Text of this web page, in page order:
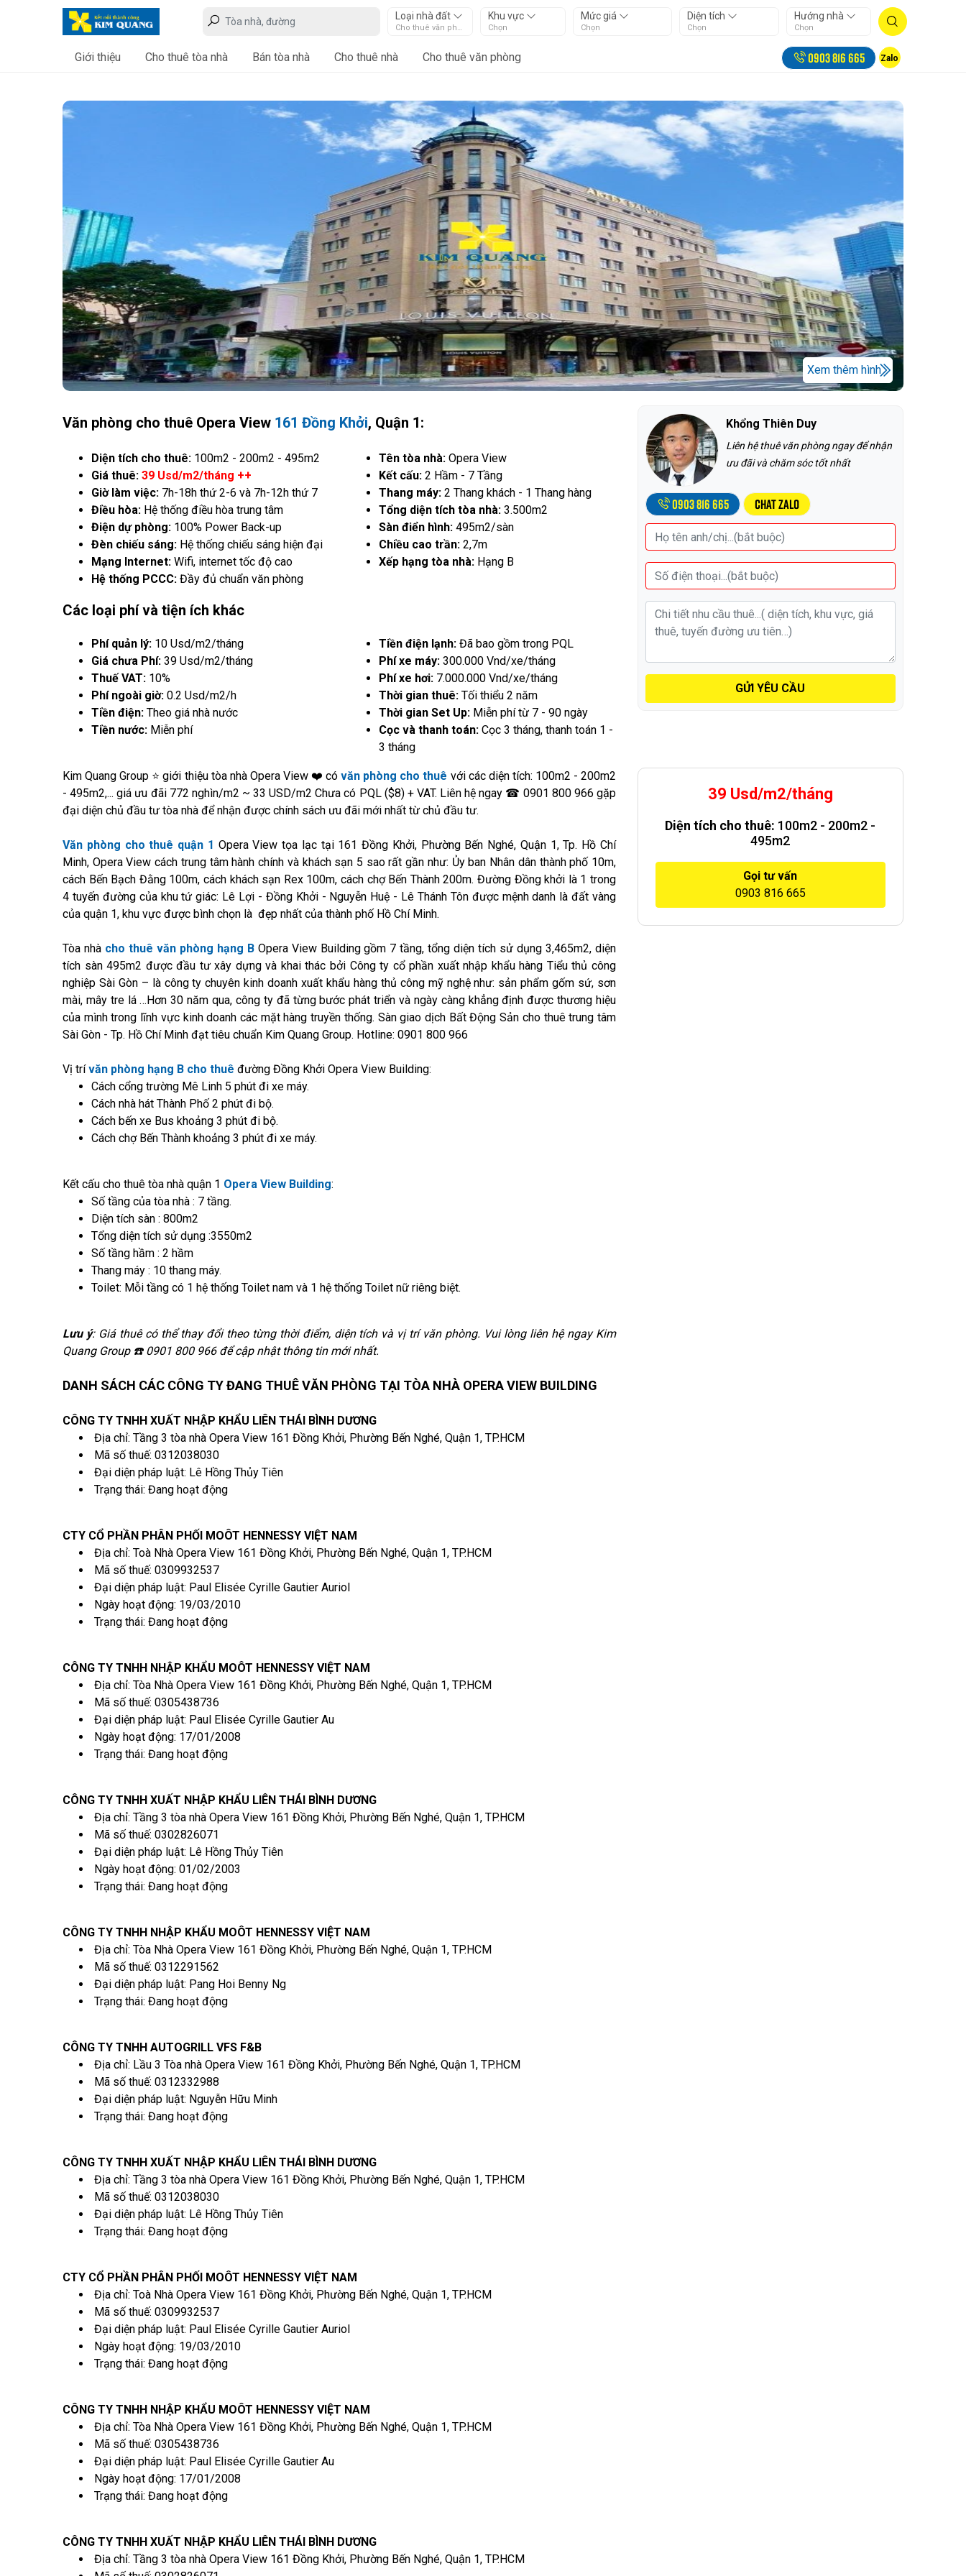
Loại nhà đất
Cho thuê văn phòng
Khu vực
Chọn
Mức giá
Chọn
Diện tích
Chọn
Hướng nhà
Chọn
Giới thiệu Cho thuê tòa nhà Bán tòa nhà Cho thuê nhà Cho thuê văn phòng 0903 816 665 Zalo
Xem thêm hình
Văn phòng cho thuê Opera View 161 Đồng Khởi, Quận 1:
Diện tích cho thuê: 100m2 - 200m2 - 495m2
Giá thuê: 39 Usd/m2/tháng ++
Giờ làm việc: 7h-18h thứ 2-6 và 7h-12h thứ 7
Điều hòa: Hệ thống điều hòa trung tâm
Điện dự phòng: 100% Power Back-up
Đèn chiếu sáng: Hệ thống chiếu sáng hiện đại
Mạng Internet: Wifi, internet tốc độ cao
Hệ thống PCCC: Đầy đủ chuẩn văn phòng
Tên tòa nhà: Opera View
Kết cấu: 2 Hầm - 7 Tầng
Thang máy: 2 Thang khách - 1 Thang hàng
Tổng diện tích tòa nhà: 3.500m2
Sàn điển hình: 495m2/sàn
Chiều cao trần: 2,7m
Xếp hạng tòa nhà: Hạng B
Các loại phí và tiện ích khác
Phí quản lý: 10 Usd/m2/tháng
Giá chưa Phí: 39 Usd/m2/tháng
Thuế VAT: 10%
Phí ngoài giờ: 0.2 Usd/m2/h
Tiền điện: Theo giá nhà nước
Tiền nước: Miễn phí
Tiền điện lạnh: Đã bao gồm trong PQL
Phí xe máy: 300.000 Vnd/xe/tháng
Phí xe hơi: 7.000.000 Vnd/xe/tháng
Thời gian thuê: Tối thiểu 2 năm
Thời gian Set Up: Miễn phí từ 7 - 90 ngày
Cọc và thanh toán: Cọc 3 tháng, thanh toán 1 -
3 tháng
Khổng Thiên Duy
Liên hệ thuê văn phòng ngay để nhận
ưu đãi và chăm sóc tốt nhất
0903 816 665 Chat Zalo
GỬI YÊU CẦU
Kim Quang Group ⭐ giới thiệu tòa nhà Opera View ❤️ cóvăn phòng cho thuê với các diện tích: 100m2 - 200m2
- 495m2,... giá ưu đãi 772 nghìn/m2 ~ 33 USD/m2 Chưa có PQL ($8) + VAT. Liên hệ ngay ☎ 0901 800 966 gặp
đại diện chủ đầu tư tòa nhà để nhận được chính sách ưu đãi mới nhất từ chủ đầu tư.
Văn phòng cho thuê quận 1 Opera View tọa lạc tại 161 Đồng Khởi, Phường Bến Nghé, Quận 1, Tp. Hồ Chí
Minh, Opera View cách trung tâm hành chính và khách sạn 5 sao rất gần như: Ủy ban Nhân dân thành phố 10m,
cách Bến Bạch Đằng 100m, cách khách sạn Rex 100m, cách chợ Bến Thành 200m. Đường Đồng khởi là 1 trong
4 tuyến đường của khu tứ giác: Lê Lợi - Đồng Khởi - Nguyễn Huệ - Lê Thánh Tôn được mệnh danh là đất vàng
của quận 1, khu vực được bình chọn là đẹp nhất của thành phố Hồ Chí Minh.
Tòa nhà cho thuê văn phòng hạng BOpera View Building gồm 7 tầng, tổng diện tích sử dụng 3,465m2, diện
tích sàn 495m2 được đầu tư xây dựng và khai thác bởi Công ty cổ phần xuất nhập khẩu hàng Tiểu thủ công
nghiệp Sài Gòn – là công ty chuyên kinh doanh xuất khẩu hàng thủ công mỹ nghệ như: sản phẩm gốm sứ, sơn
mài, mây tre lá …Hơn 30 năm qua, công ty đã từng bước phát triển và ngày càng khẳng định được thương hiệu
của mình trong lĩnh vực kinh doanh các mặt hàng truyền thống. Sàn giao dịch Bất Động Sản cho thuê trung tâm
Sài Gòn - Tp. Hồ Chí Minh đạt tiêu chuẩn Kim Quang Group. Hotline: 0901 800 966
Vị trívăn phòng hạng B cho thuê đường Đồng Khởi Opera View Building:
Cách cổng trường Mê Linh 5 phút đi xe máy.
Cách nhà hát Thành Phố 2 phút đi bộ.
Cách bến xe Bus khoảng 3 phút đi bộ.
Cách chợ Bến Thành khoảng 3 phút đi xe máy.
Kết cấu cho thuê tòa nhà quận 1 Opera View Building:
Số tầng của tòa nhà : 7 tầng.
Diện tích sàn : 800m2
Tổng diện tích sử dụng :3550m2
Số tầng hầm : 2 hầm
Thang máy : 10 thang máy.
Toilet: Mỗi tầng có 1 hệ thống Toilet nam và 1 hệ thống Toilet nữ riêng biệt.
Lưu ý: Giá thuê có thể thay đổi theo từng thời điểm, diện tích và vị trí văn phòng. Vui lòng liên hệ ngay Kim
Quang Group ☎️ 0901 800 966 để cập nhật thông tin mới nhất.
DANH SÁCH CÁC CÔNG TY ĐANG THUÊ VĂN PHÒNG TẠI TÒA NHÀ OPERA VIEW BUILDING
CÔNG TY TNHH XUẤT NHẬP KHẨU LIÊN THÁI BÌNH DƯƠNG
Địa chỉ: Tầng 3 tòa nhà Opera View 161 Đồng Khởi, Phường Bến Nghé, Quận 1, TP.HCM
Mã số thuế: 0312038030
Đại diện pháp luật: Lê Hồng Thủy Tiên
Trạng thái: Đang hoạt động
CTY CỔ PHẦN PHÂN PHỐI MOÔT HENNESSY VIỆT NAM
Địa chỉ: Toà Nhà Opera View 161 Đồng Khởi, Phường Bến Nghé, Quận 1, TP.HCM
Mã số thuế: 0309932537
Đại diện pháp luật: Paul Elisée Cyrille Gautier Auriol
Ngày hoạt động: 19/03/2010
Trạng thái: Đang hoạt động
CÔNG TY TNHH NHẬP KHẨU MOÔT HENNESSY VIỆT NAM
Địa chỉ: Tòa Nhà Opera View 161 Đồng Khởi, Phường Bến Nghé, Quận 1, TP.HCM
Mã số thuế: 0305438736
Đại diện pháp luật: Paul Elisée Cyrille Gautier Au
Ngày hoạt động: 17/01/2008
Trạng thái: Đang hoạt động
CÔNG TY TNHH XUẤT NHẬP KHẨU LIÊN THÁI BÌNH DƯƠNG
Địa chỉ: Tầng 3 tòa nhà Opera View 161 Đồng Khởi, Phường Bến Nghé, Quận 1, TP.HCM
Mã số thuế: 0302826071
Đại diện pháp luật: Lê Hồng Thủy Tiên
Ngày hoạt động: 01/02/2003
Trạng thái: Đang hoạt động
CÔNG TY TNHH NHẬP KHẨU MOÔT HENNESSY VIỆT NAM
Địa chỉ: Tòa Nhà Opera View 161 Đồng Khởi, Phường Bến Nghé, Quận 1, TP.HCM
Mã số thuế: 0312291562
Đại diện pháp luật: Pang Hoi Benny Ng
Trạng thái: Đang hoạt động
CÔNG TY TNHH AUTOGRILL VFS F&B
Địa chỉ: Lầu 3 Tòa nhà Opera View 161 Đồng Khởi, Phường Bến Nghé, Quận 1, TP.HCM
Mã số thuế: 0312332988
Đại diện pháp luật: Nguyễn Hữu Minh
Trạng thái: Đang hoạt động
CÔNG TY TNHH XUẤT NHẬP KHẨU LIÊN THÁI BÌNH DƯƠNG
Địa chỉ: Tầng 3 tòa nhà Opera View 161 Đồng Khởi, Phường Bến Nghé, Quận 1, TP.HCM
Mã số thuế: 0312038030
Đại diện pháp luật: Lê Hồng Thủy Tiên
Trạng thái: Đang hoạt động
CTY CỔ PHẦN PHÂN PHỐI MOÔT HENNESSY VIỆT NAM
Địa chỉ: Toà Nhà Opera View 161 Đồng Khởi, Phường Bến Nghé, Quận 1, TP.HCM
Mã số thuế: 0309932537
Đại diện pháp luật: Paul Elisée Cyrille Gautier Auriol
Ngày hoạt động: 19/03/2010
Trạng thái: Đang hoạt động
CÔNG TY TNHH NHẬP KHẨU MOÔT HENNESSY VIỆT NAM
Địa chỉ: Tòa Nhà Opera View 161 Đồng Khởi, Phường Bến Nghé, Quận 1, TP.HCM
Mã số thuế: 0305438736
Đại diện pháp luật: Paul Elisée Cyrille Gautier Au
Ngày hoạt động: 17/01/2008
Trạng thái: Đang hoạt động
CÔNG TY TNHH XUẤT NHẬP KHẨU LIÊN THÁI BÌNH DƯƠNG
Địa chỉ: Tầng 3 tòa nhà Opera View 161 Đồng Khởi, Phường Bến Nghé, Quận 1, TP.HCM
39 Usd/m2/tháng
Diện tích cho thuê: 100m2 - 200m2 -
495m2
Gọi tư vấn
0903 816 665